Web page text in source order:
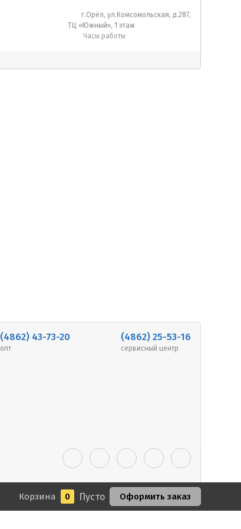
г.Орёл, ул.Комсомольская, д.287,
ТЦ «Южный», 1 этаж
Часы работы
(4862) 43-73-20
опт
(4862) 25-53-16
сервисный центр
Корзина 0 Пусто Оформить заказ